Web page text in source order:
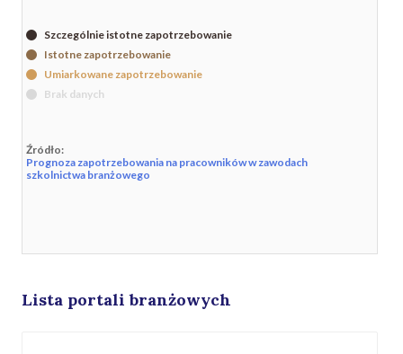
Szczególnie istotne zapotrzebowanie
Istotne zapotrzebowanie
Umiarkowane zapotrzebowanie
Brak danych
Źródło:
Prognoza zapotrzebowania na pracowników w zawodach
szkolnictwa branżowego
Lista portali branżowych